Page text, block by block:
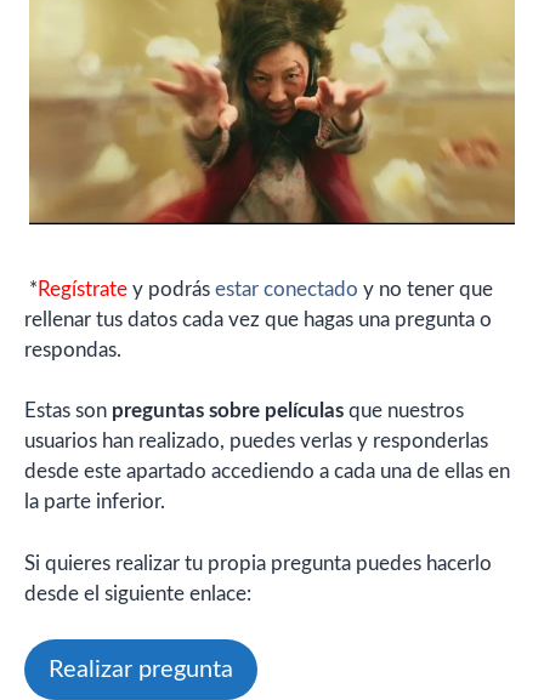
* Regístrate y podrás estar conectado y no tener que
rellenar tus datos cada vez que hagas una pregunta o
respondas.
Estas son preguntas sobre películas que nuestros
usuarios han realizado, puedes verlas y responderlas
desde este apartado accediendo a cada una de ellas en
la parte inferior.
Si quieres realizar tu propia pregunta puedes hacerlo
desde el siguiente enlace:
Realizar pregunta